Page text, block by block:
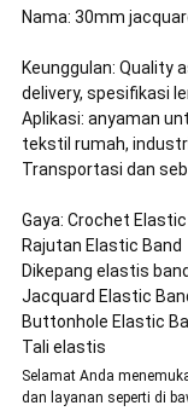
Nama: 30mm
Keunggulan: Quality
delivery, spesifikasi
Aplikasi: anyaman
tekstil rumah,
Transportasi dan
Gaya: Crochet Elastic
Rajutan Elastic Band
Dikepang elastis band
Jacquard Elastic
Buttonhole Elastic
Tali elastis
Selamat Anda
dan layanan seperti di